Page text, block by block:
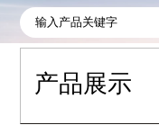
产品展示